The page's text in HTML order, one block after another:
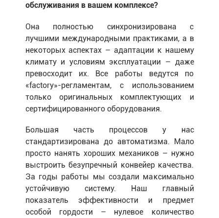
обслуживания в вашем комплексе?
Она полностью синхронизирована с
лучшими международными практиками, а в
некоторых аспектах – адаптации к нашему
климату и условиям эксплуатации – даже
превосходит их. Все работы ведутся по
«factory»-регламентам, с использованием
только оригинальных комплектующих и
сертифицированного оборудования.
Большая часть процессов у нас
стандартизирована до автоматизма. Мало
просто нанять хороших механиков – нужно
выстроить безупречный конвейер качества.
За годы работы мы создали максимально
устойчивую систему. Наш главный
показатель эффективности и предмет
особой гордости – нулевое количество